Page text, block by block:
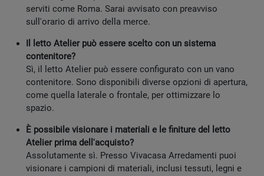
serviti come Roma. Sarai avvisato con preavviso
sull'orario di arrivo della merce.
Il letto Atelier può essere scelto con un sistema
contenitore?
Sì, il letto Atelier può essere configurato con un vano
contenitore. Sono disponibili diverse opzioni di apertura,
come quella laterale o frontale, per ottimizzare lo
spazio.
È possibile visionare i materiali e le finiture del letto
Atelier prima dell'acquisto?
Assolutamente sì. Presso Vivacasa Arredamenti puoi
visionare i campioni di materiali, inclusi tessuti, legni e